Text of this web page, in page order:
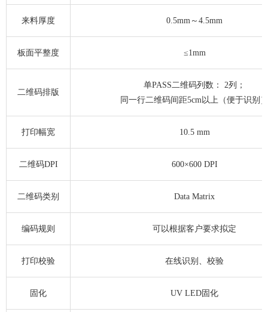
来料厚度 0.5mm～4.5mm
板面平整度 ≤1mm
二维码排版
单PASS二维码列数： 2列；
同一行二维码间距5cm以上（便于识别）
打印幅宽 10.5 mm
二维码DPI 600×600 DPI
二维码类别 Data Matrix
编码规则 可以根据客户要求拟定
打印校验 在线识别、校验
固化 UV LED固化